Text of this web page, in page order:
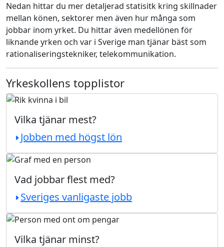
Nedan hittar du mer detaljerad statisitk kring skillnader
mellan könen, sektorer men även hur många som
jobbar inom yrket. Du hittar även medellönen för
liknande yrken och var i Sverige man tjänar bäst som
rationaliseringstekniker, telekommunikation.
Yrkeskollens topplistor
Vilka tjänar mest?
Jobben med högst lön
Vad jobbar flest med?
Sveriges vanligaste jobb
Vilka tjänar minst?